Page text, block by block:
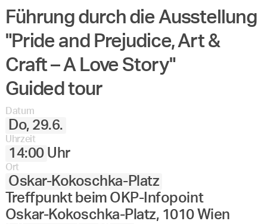
27. 28. 29. 30.Juni
Angewandte
Festival
Führung durch die Ausstellung
"Pride and Prejudice, Art &
Craft – A Love Story"
Guided tour
Datum
Do, 29.6.
Uhrzeit
14:00 Uhr
Ort
Oskar-Kokoschka-Platz
Treffpunkt beim OKP-Infopoint
Oskar-Kokoschka-Platz, 1010 Wien